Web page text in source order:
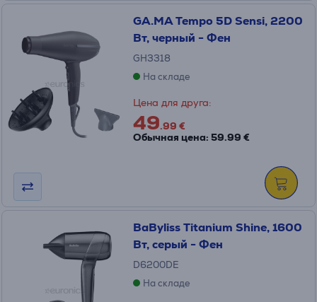
GA.MA Tempo 5D Sensi, 2200
Вт, черный - Фен
GH3318
На складе
Цена для друга:
49.99 €
Обычная цена: 59.99 €
BaByliss Titanium Shine, 1600
Вт, серый - Фен
D6200DE
На складе